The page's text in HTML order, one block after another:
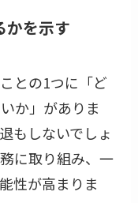
を示す
との1つに「ど
か」がありま
もしないでしょ
に取り組み、一
性が高まりま